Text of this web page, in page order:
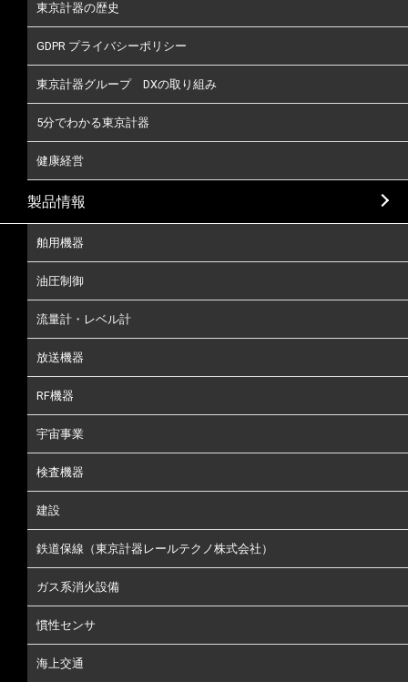
東京計器の歴史
GDPR プライバシーポリシー
東京計器グループ DXの取り組み
5分でわかる東京計器
健康経営
製品情報
舶用機器
油圧制御
流量計・レベル計
放送機器
RF機器
宇宙事業
検査機器
建設
鉄道保線（東京計器レールテクノ株式会社）
ガス系消火設備
慣性センサ
海上交通